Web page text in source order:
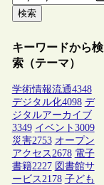
検索
キーワードから検
索（テーマ）
学術情報流通4348
デジタル化4098 デ
ジタルアーカイブ
3349 イベント 3009
災害2753 オープン
アクセス 2678 電子
書籍2227 図書館サ
ービス 2178 子ども